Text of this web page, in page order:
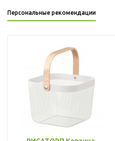
Персональные рекомендации